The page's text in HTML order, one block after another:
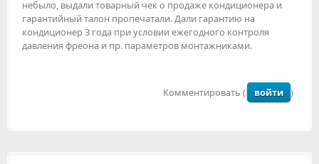
небыло, выдали товарный чек о продаже кондиционера и
гарантийный талон пропечатали. Дали гарантию на
кондиционер 3 года при условии ежегодного контроля
давления фреона и пр. параметров монтажниками.
Комментировать ( войти )